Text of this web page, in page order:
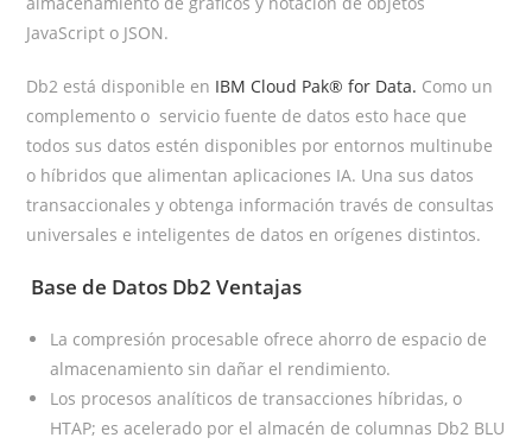
JavaScript o JSON.
Db2 está disponible en IBM Cloud Pak® for Data. Como un
complemento o servicio fuente de datos esto hace que
todos sus datos estén disponibles por entornos multinube
o híbridos que alimentan aplicaciones IA. Una sus datos
transaccionales y obtenga información través de consultas
universales e inteligentes de datos en orígenes distintos.
Base de Datos Db2 Ventajas
La compresión procesable ofrece ahorro de espacio de
almacenamiento sin dañar el rendimiento.
Los procesos analíticos de transacciones híbridas, o
HTAP; es acelerado por el almacén de columnas Db2 BLU